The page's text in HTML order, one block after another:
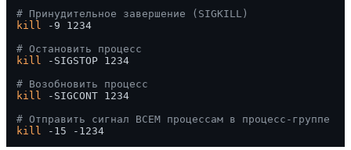
# Принудительное завершение (SIGKILL)
kill
-9 1234
# Остановить процесс
kill
-SIGSTOP 1234
# Возобновить процесс
kill
-SIGCONT 1234
# Отправить сигнал ВСЕМ процессам в процесс-группе
kill